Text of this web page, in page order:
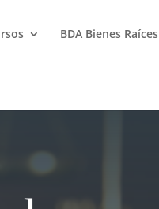
BDA Bienes Raíces